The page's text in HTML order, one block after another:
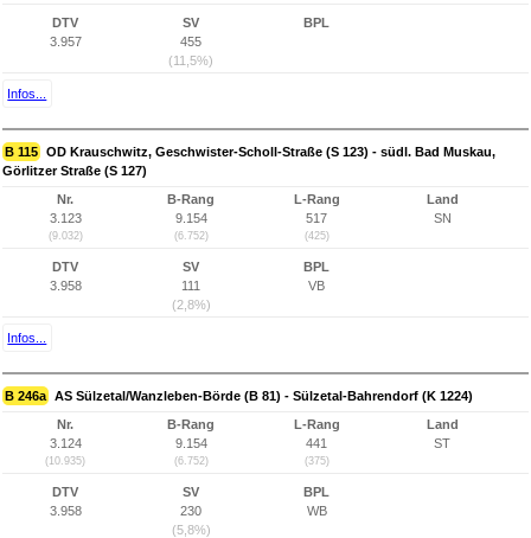
DTV
3.957
SV
455
(11,5%)
BPL
Infos...
B 115 OD Krauschwitz, Geschwister-Scholl-Straße (S 123) - südl. Bad Muskau,
Görlitzer Straße (S 127)
Nr.
3.123
(9.032)
B-Rang
9.154
(6.752)
L-Rang
517
(425)
Land
SN
DTV
3.958
SV
111
(2,8%)
BPL
VB
Infos...
B 246a AS Sülzetal/Wanzleben-Börde (B 81) - Sülzetal-Bahrendorf (K 1224)
Nr.
3.124
(10.935)
B-Rang
9.154
(6.752)
L-Rang
441
(375)
Land
ST
DTV
3.958
SV
230
(5,8%)
BPL
WB